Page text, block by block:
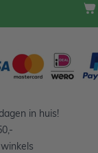
in huis!